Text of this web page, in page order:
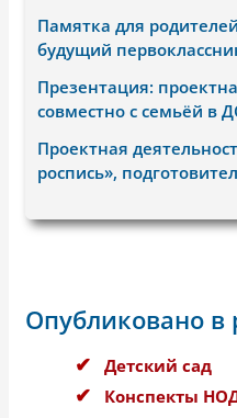
Памятка для
будущий
Презентация:
совместно с семьёй в
Проектная
роспись»,
Опубликовано в
Детский сад
Конспекты